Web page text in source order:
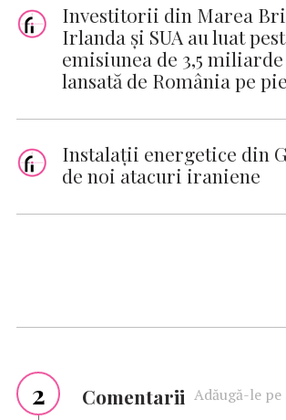
Investitorii din Marea
Irlanda şi SUA au luat
emisiunea de 3,5
lansată de România pe
Instalaţii energetice din
de noi atacuri iraniene
2 Comentarii Adăugă-le